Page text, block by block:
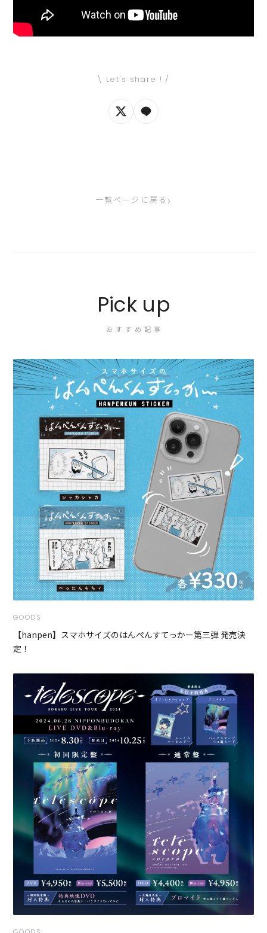
\ Let's share ! /
一覧ページに戻る ›
Pick up
おすすめ記事
GOODS
【hanpen】スマホサイズのはんぺんすてっかー第三弾 発売決
定！